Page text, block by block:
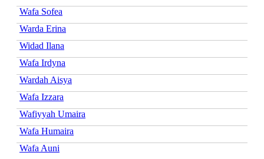
Wafa Sofea
Warda Erina
Widad Ilana
Wafa Irdyna
Wardah Aisya
Wafa Izzara
Wafiyyah Umaira
Wafa Humaira
Wafa Auni